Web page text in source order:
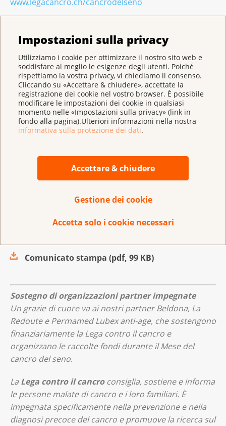
Impostazioni sulla privacy
Utilizziamo i cookie per ottimizzare il nostro sito web e
soddisfare al meglio le esigenze degli utenti. Poiché
rispettiamo la vostra privacy, vi chiediamo il consenso.
Cliccando su «Accettare & chiudere», accettate la
registrazione dei cookie nel vostro browser. È possibile
modificare le impostazioni dei cookie in qualsiasi
momento nelle «Impostazioni sulla privacy» (link in
fondo alla pagina).Ulteriori informazioni nella nostra
informativa sulla protezione dei dati.
Accettare & chiudere
Gestione dei cookie
Accetta solo i cookie necessari
I numeri del cancro del seno in Svizzera
Ogni anno in tutta la Svizzerasi ammalano di
tumore al seno6550persone (6500 donne e 50
uomini).
Ogni anno in Svizzeramuoiono per cancro del
seno1400persone.
colpiscono le donne sono riconducibili a
predisposizione genetica.
momento della diagnosi.
Comunicato stampa (pdf, 99 KB)
Sostegno di organizzazioni partner impegnate
Un grazie di cuore va ai nostri partner Beldona, La
Redoute e Permamed Lubex anti-age, che sostengono
finanziariamente la Lega contro il cancro e
organizzano le raccolte fondi durante il Mese del
cancro del seno.
La Lega contro il cancroconsiglia, sostiene e informa
le persone malate di cancro e i loro familiari. È
impegnata specificamente nella prevenzione e nella
diagnosi precoce del cancro e promuove la ricerca sul